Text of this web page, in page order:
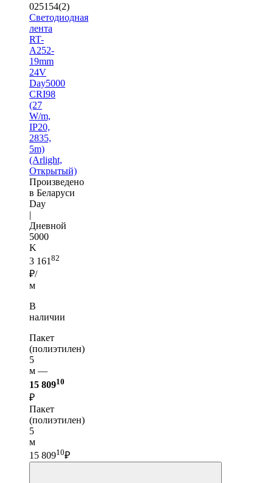
025154(2)
Светодиодная
лента
RT-
A252-
19mm
24V
Day5000
CRI98
(27
W/m,
IP20,
2835,
5m)
(Arlight,
Открытый)
Произведено
в Беларуси
Day
|
Дневной
5000
K
3 161 82
₽/
м
В
наличии
Пакет
(полиэтилен)
5
м —
15 80910
₽
Пакет
(полиэтилен)
5
м
15 80910₽